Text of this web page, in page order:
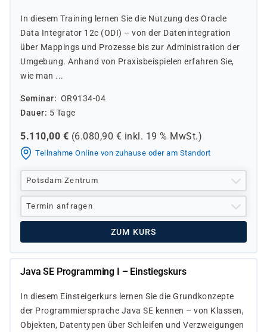
In diesem Training lernen Sie die Nutzung des Oracle
Data Integrator 12c (ODI) – von der Datenintegration
über Mappings und Prozesse bis zur Administration der
Umgebung. Anhand von Praxisbeispielen erfahren Sie,
wie man ...
Seminar
OR9134-04
Dauer
5 Tage
5.110,00 € (6.080,90 € inkl. 19 % MwSt.)
Teilnahme Online von zuhause oder am Standort
Potsdam Zentrum
Termin anfragen
ZUM KURS
Java SE Programming I – Einstiegskurs
In diesem Einsteigerkurs lernen Sie die Grundkonzepte
der Programmiersprache Java SE kennen – von Klassen,
Objekten, Daten­typen über Schleifen und Verzweigungen